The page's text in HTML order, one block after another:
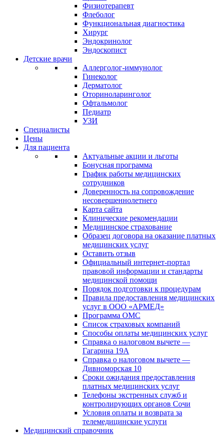
Физиотерапевт
Флеболог
Функциональная диагностика
Хирург
Эндокринолог
Эндоскопист
Детские врачи
Аллерголог-иммунолог
Гинеколог
Дерматолог
Оториноларинголог
Офтальмолог
Педиатр
УЗИ
Специалисты
Цены
Для пациента
Актуальные акции и льготы
Бонусная программа
График работы медицинских
сотрудников
Доверенность на сопровождение
несовершеннолетнего
Карта сайта
Клинические рекомендации
Медицинское страхование
Образец договора на оказание платных
медицинских услуг
Оставить отзыв
Официальный интернет-портал
правовой информации и стандарты
медицинской помощи
Порядок подготовки к процедурам
Правила предоставления медицинских
услуг в ООО «АРМЕД»
Программа ОМС
Список страховых компаний
Способы оплаты медицинских услуг
Справка о налоговом вычете —
Гагарина 19А
Справка о налоговом вычете —
Дивноморская 10
Сроки ожидания предоставления
платных медицинских услуг
Телефоны экстренных служб и
контролирующих органов Сочи
Условия оплаты и возврата за
телемедицинские услуги
Медицинский справочник